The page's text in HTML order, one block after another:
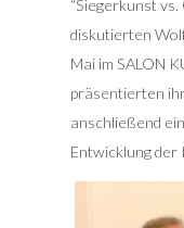
“Siegerkunst
diskutierten
Mai im SALON
präsentierten
anschließend
Entwicklung der